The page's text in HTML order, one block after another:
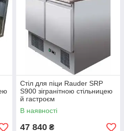
Стіл для піци Rauder SRP
S900 зігранітною стільницею
й гастроєм
В наявності
47 840 ₴